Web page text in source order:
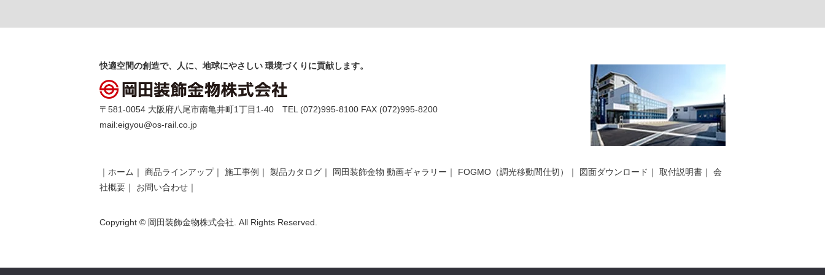
快適空間の創造で、人に、地球にやさしい 環境づくりに貢献します。
〒581-0054 大阪府八尾市南亀井町1丁目1-40 TEL (072)995-8100 FAX (072)995-8200
mail:eigyou@os-rail.co.jp
｜ ホーム ｜ 商品ラインアップ｜ 施工事例 ｜ 製品カタログ ｜ 岡田装飾金物 動画ギャラリー ｜ FOGMO（調光移動間仕切） ｜ 図面ダウンロード ｜ 取付説明書 ｜ 会
社概要 ｜ お問い合わせ ｜
Copyright © 岡田装飾金物株式会社. All Rights Reserved.